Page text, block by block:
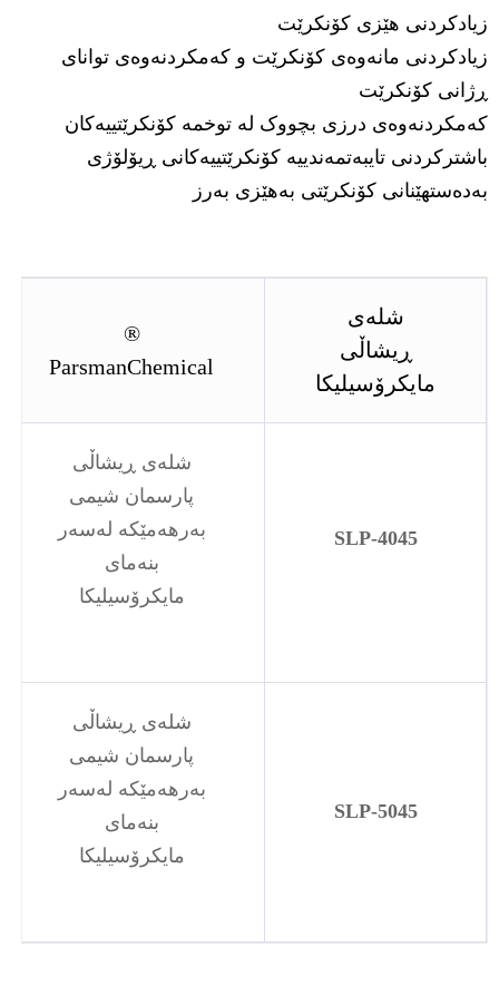
زیادکردنی هێزی کۆنکرێت
زیادکردنی مانەوەی کۆنکرێت و کەمکردنەوەی توانای
ڕژانی کۆنکرێت
کەمکردنەوەی درزی بچووک لە توخمە کۆنکرێتییەکان
باشترکردنی تایبەتمەندییە کۆنکرێتییەکانی ڕیۆلۆژی
بەدەستهێنانی کۆنکرێتی بەهێزی بەرز
شلەی
ڕیشاڵی
مایکرۆسیلیکا
®
ParsmanChemical
SLP-4045
شلەی ڕیشاڵی
پارسمان شیمی
بەرهەمێکە لەسەر
بنەمای
مایکرۆسیلیکا
SLP-5045
شلەی ڕیشاڵی
پارسمان شیمی
بەرهەمێکە لەسەر
بنەمای
مایکرۆسیلیکا